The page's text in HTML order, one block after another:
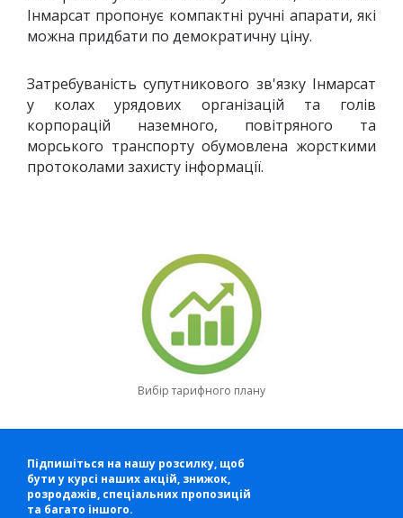
Інмарсат пропонує компактні ручні апарати, які
можна придбати по демократичну ціну.
Затребуваність супутникового зв'язку Інмарсат
у колах урядових організацій та голів
корпорацій наземного, повітряного та
морського транспорту обумовлена ​​жорсткими
протоколами захисту інформації.
Вибір тарифного плану
Підпишіться на нашу розсилку, щоб
бути у курсі наших акцій, знижок,
розродажів, спеціальних пропозицій
та багато іншого.